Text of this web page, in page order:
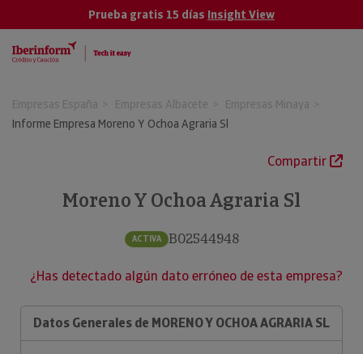
Prueba gratis 15 días Insight View
Empresas España Empresas Albacete
Empresas Minaya
Informe Empresa Moreno Y Ochoa Agraria Sl
Compartir
Moreno Y Ochoa Agraria Sl
ACTIVA B02544948
¿Has detectado algún dato erróneo de esta empresa?
Datos Generales de MORENO Y OCHOA AGRARIA SL